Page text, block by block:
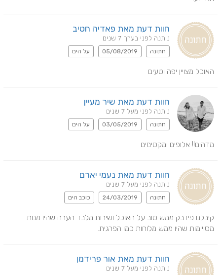
חוות דעת מאת פאדיה חטיב
ניתנה לפני בערך 7 שנים
חתונה 05/08/2019 על הים
האוכל מצויין יפה וטעים
חוות דעת מאת שיר מעיין
ניתנה לפני מעל 7 שנים
חתונה 03/05/2019 על הים
מדהים!! אלופים ומקסימים
חוות דעת מאת נעמי יארם
ניתנה לפני מעל 7 שנים
חתונה 24/03/2019 כוכב הים
מסויימות שהיו ממש מלוחות כמו הפרגית.
חוות דעת מאת אור פרידמן
ניתנה לפני מעל 7 שנים